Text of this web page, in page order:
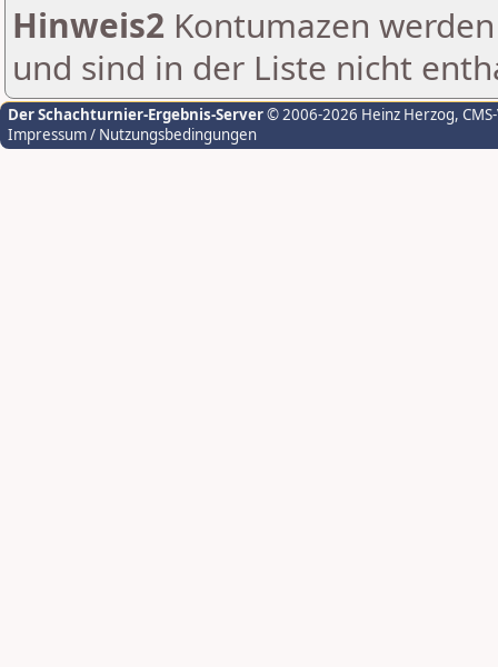
Hinweis2 Kontumazen
und sind in der Liste nicht
Der Schachturnier-Ergebnis-Server© 2006-2026 Heinz Herzog,
Impressum / Nutzungsbedingungen